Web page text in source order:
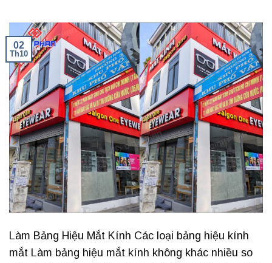
02
Th10
Làm Bảng Hiệu Mắt Kính Các loại bảng hiệu kính
mắt Làm bảng hiệu mắt kính không khác nhiều so